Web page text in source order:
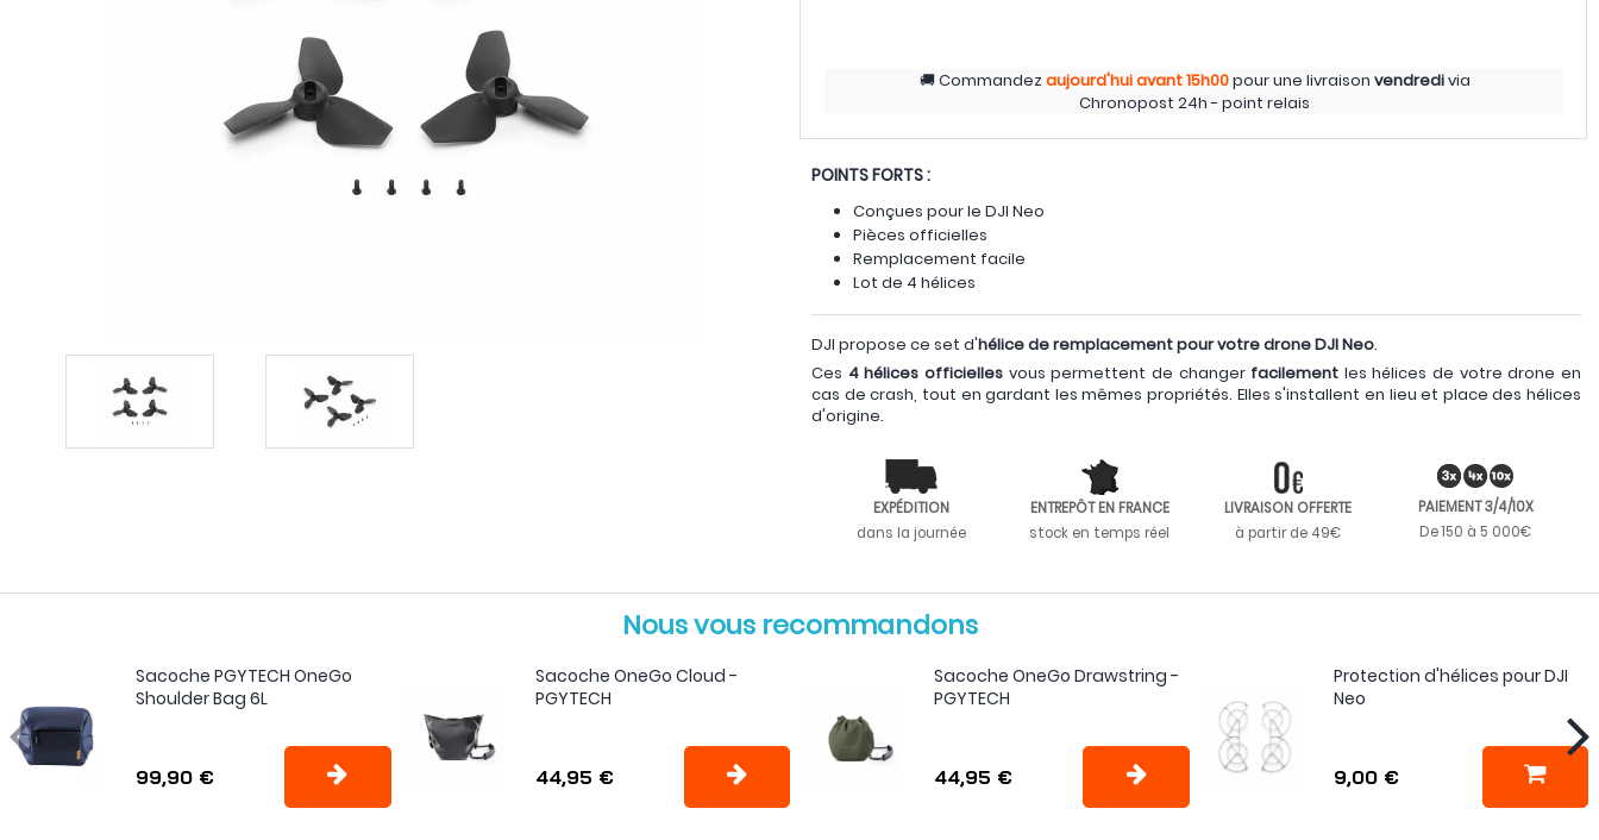
Commandezaujourd'huiavant 15h00pour une livraison vendredivia
Chronopost 24h - point relais
POINTS FORTS :
Conçues pour le DJI Neo
Pièces officielles
Remplacement facile
Lot de 4 hélices
DJI propose ce set d'hélice de remplacement pour votre drone DJI Neo.
Ces 4 hélices officiellesvous permettent de changer facilement les hélices de votre drone en
cas de crash, tout en gardant les mêmes propriétés. Elles s'installent en lieu et place des hélices
d'origine.
EXPÉDITION
dans la journée
ENTREPÔT EN FRANCE
stock en temps réel
LIVRAISON OFFERTE
à partir de 49€
PAIEMENT 3/4/10X
De 150 à 5 000€
Nous vous recommandons
Sacoche PGYTECH OneGo
Shoulder Bag 6L
99,90 €
Sacoche OneGo Cloud -
PGYTECH
44,95 €
Sacoche OneGo Drawstring -
PGYTECH
44,95 €
Protection d'hélices pour DJI
Neo
9,00 €